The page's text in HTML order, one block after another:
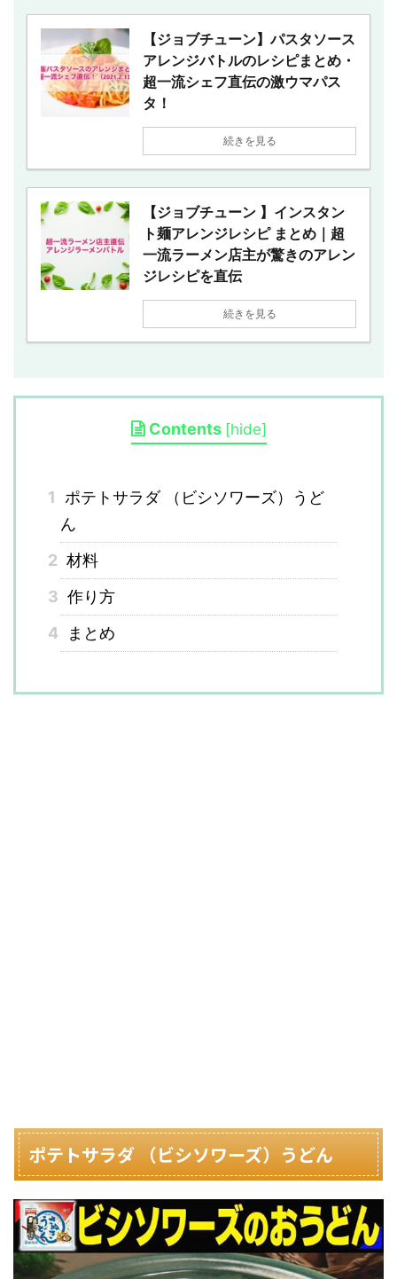
【ジョブチューン】パスタソース
アレンジバトルのレシピまとめ・
超一流シェフ直伝の激ウマパス
タ！
続きを見る
【ジョブチューン 】インスタン
ト麺アレンジレシピ まとめ｜超
一流ラーメン店主が驚きのアレン
ジレシピを直伝
続きを見る
Contents [hide]
1
ポテトサラダ （ビシソワーズ）うど
ん
2 材料
3 作り方
4
まとめ
ポテトサラダ （ビシソワーズ）うどん